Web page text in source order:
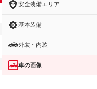
安全装備エリア
基本装備
外装・内装
車の画像